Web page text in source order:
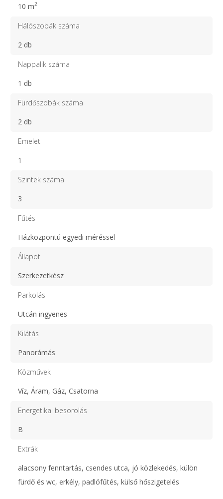
10 m2
Hálószobák száma
2 db
Nappalik száma
1 db
Fürdőszobák száma
2 db
Emelet
1
Szintek száma
3
Fűtés
Házközpontú egyedi méréssel
Állapot
Szerkezetkész
Parkolás
Utcán ingyenes
Kilátás
Panorámás
Közművek
Víz, Áram, Gáz, Csatorna
Energetikai besorolás
B
Extrák
alacsony fenntartás, csendes utca, jó közlekedés, külön
fürdő és wc, erkély, padlófűtés, külső hőszigetelés